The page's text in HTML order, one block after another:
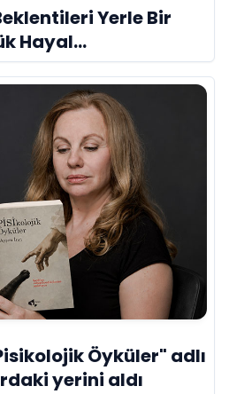
Yerle Bir
Hayal
mi?
Öyküler" adlı
yerini aldı